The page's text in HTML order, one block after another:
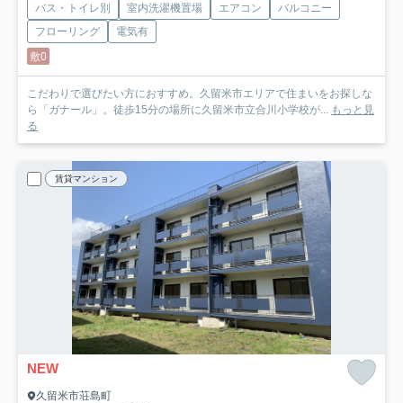
バス・トイレ別 室内洗濯機置場 エアコン
バルコニー
フローリング
電気有
敷0
こだわりで選びたい方におすすめ。久留米市エリアで住まいをお探しな
ら「ガナール」。徒歩15分の場所に久留米市立合川小学校が...
もっと見
る
賃貸マンション
NEW
久留米市荘島町